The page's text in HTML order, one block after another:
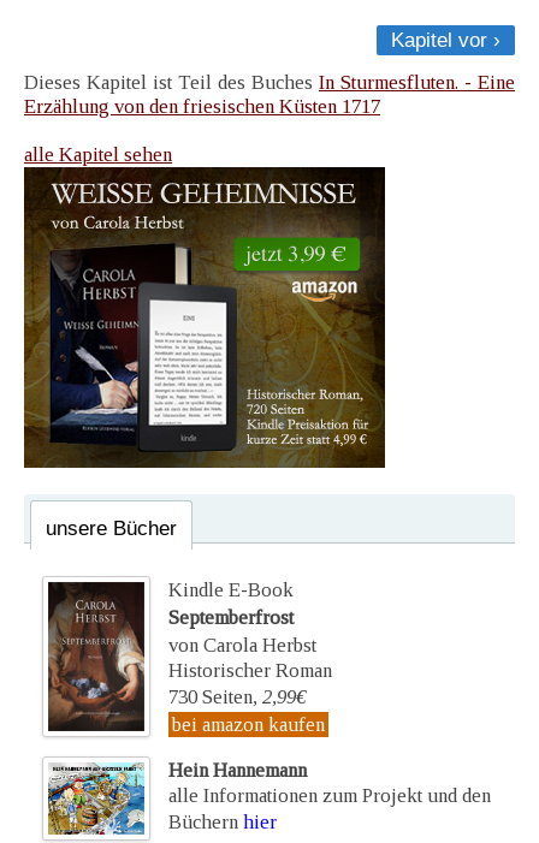
Kapitel vor ›
Dieses Kapitel ist Teil des Buches In Sturmesfluten. - Eine
Erzählung von den friesischen Küsten 1717
alle Kapitel sehen
unsere Bücher
Kindle E-Book
Septemberfrost
von Carola Herbst
Historischer Roman
730 Seiten, 2,99€
bei amazon kaufen
Hein Hannemann
alle Informationen zum Projekt und den
Büchern hier